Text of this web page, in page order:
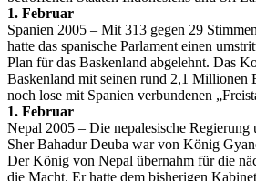
1. Februar
Spanien 2005 – Mit 313 gegen 29
hatte das spanische Parlament einen
Plan für das Baskenland abgelehnt. Das
Baskenland mit seinen rund 2,1 Millionen
noch lose mit Spanien verbundenen
1. Februar
Nepal 2005 – Die nepalesische Regierung
Sher Bahadur Deuba war von König
Der König von Nepal übernahm für die
die Macht. Er hatte dem bisherigen